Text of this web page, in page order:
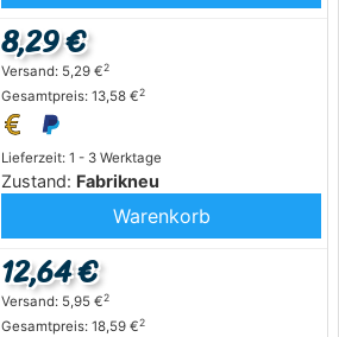
Lieferzeit: 1 - 3 Werktage
Zustand: Fabrikneu
8,29 €
Versand: 5,29 €2
Gesamtpreis: 13,58 €2
Warenkorb
12,64 €
Versand: 5,95 €2
Gesamtpreis: 18,59 €2